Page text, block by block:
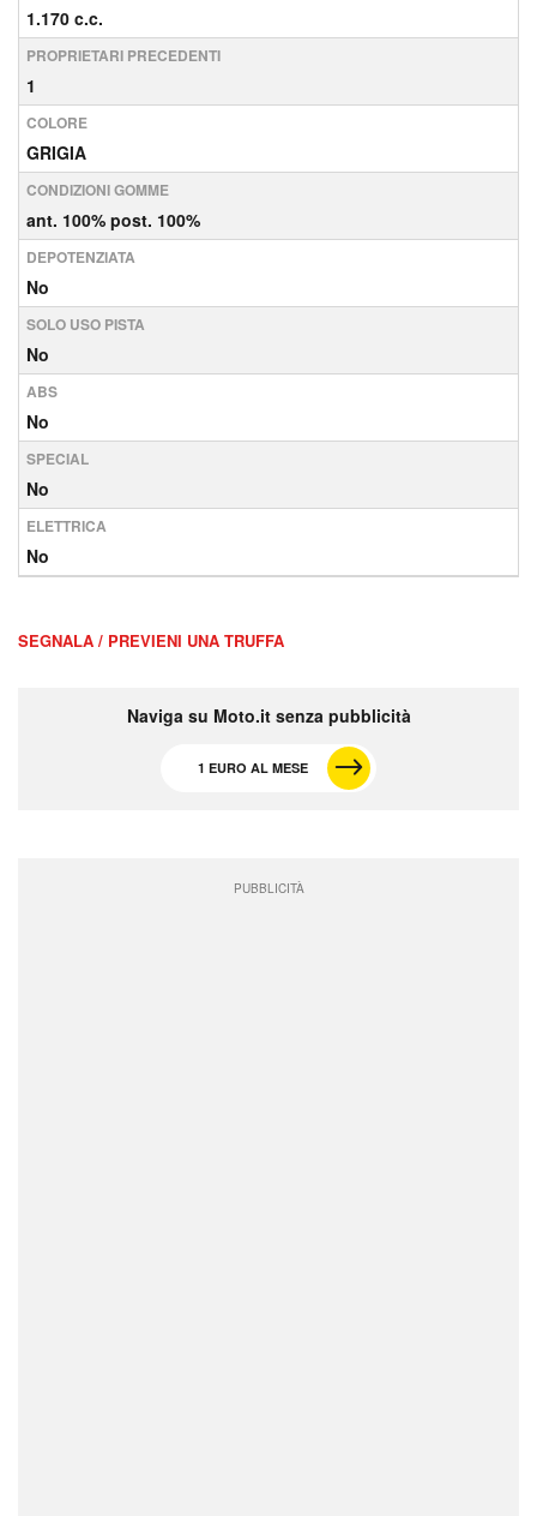
1.170 c.c.
PROPRIETARI PRECEDENTI
1
COLORE
GRIGIA
CONDIZIONI GOMME
ant. 100% post. 100%
DEPOTENZIATA
No
SOLO USO PISTA
No
ABS
No
SPECIAL
No
ELETTRICA
No
SEGNALA / PREVIENI UNA TRUFFA
Naviga su Moto.it senza pubblicità
1 EURO AL MESE
PUBBLICITÀ